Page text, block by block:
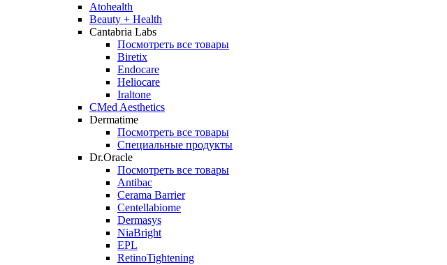
Atohealth
Beauty + Health
Cantabria Labs
Посмотреть все товары
Biretix
Endocare
Heliocare
Iraltone
CMed Aesthetics
Dermatime
Посмотреть все товары
Специальные продукты
Dr.Oracle
Посмотреть все товары
Antibac
Cerama Barrier
Centellabiome
Dermasys
NiaBright
EPL
RetinoTightening